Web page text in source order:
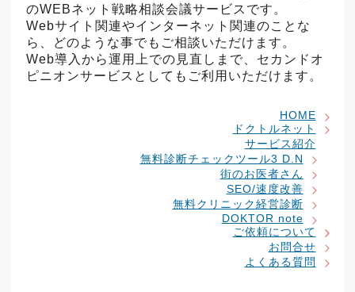
のWEBネット戦略相談会議サービスです。
Webサイト関連やインターネット関連のことな
ら、どのような事でもご相談いただけます。
Web導入から運用上での見直しまで、セカンドオ
ピニオンサービスとしてもご利用いただけます。
HOME
ドクトルネット
サービス紹介
無料診断チェックツール3 D.N
街のお医者さん
SEO/速度改善
無料クリニック経営診断
DOKTOR note
ご依頼について
お問合せ
よくある質問